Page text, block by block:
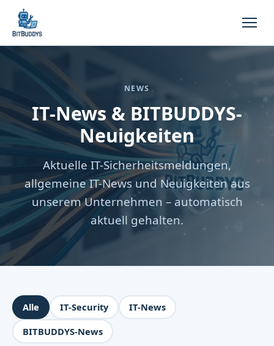
NEWS
IT-News & BITBUDDYS-
Neuigkeiten
Aktuelle IT-Sicherheitsmeldungen,
allgemeine IT-News und Neuigkeiten aus
unserem Unternehmen – automatisch
aktuell gehalten.
Alle IT-Security
IT-News
BITBUDDYS-News